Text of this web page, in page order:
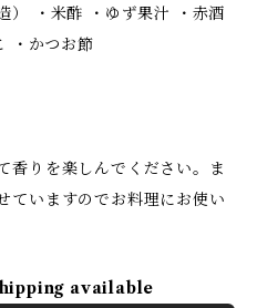
） ・米酢 ・ゆず果汁 ・赤酒
・かつお節
香りを楽しんでください。ま
ていますのでお料理にお使い
available